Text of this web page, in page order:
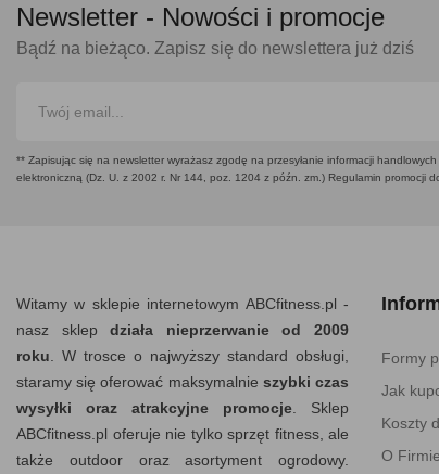
Newsletter - Nowości i promocje
Bądź na bieżąco. Zapisz się do newslettera już dziś
** Zapisując się na newsletter wyrażasz zgodę na przesyłanie informacji
elektroniczną (Dz. U. z 2002 r. Nr 144, poz. 1204 z późn. zm.) Regulamin promocji
Witamy w sklepie internetowym ABCfitness.pl -
nasz sklepdziała nieprzerwanie od 2009
roku . W trosce o najwyższy standard obsługi,
staramy się oferować maksymalnie szybki czas
wysyłki oraz atrakcyjne promocje . Sklep
ABCfitness.pl oferuje nie tylko sprzęt fitness, ale
także outdoor oraz asortyment ogrodowy.
Formy
Jak
Koszty
O Firmie